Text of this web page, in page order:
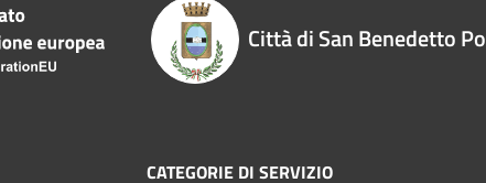
Città di San Benedetto Po
CATEGORIE DI SERVIZIO